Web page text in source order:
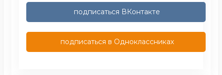
подписаться ВКонтакте
подписаться в Одноклассниках